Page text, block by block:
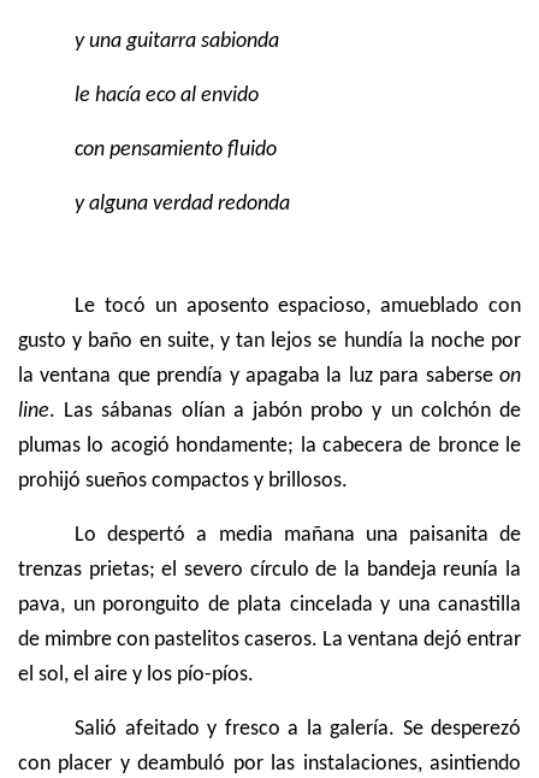
y una guitarra sabionda
le hacía eco al envido
con pensamiento fluido
y alguna verdad redonda
Le tocó un aposento espacioso, amueblado con
gusto y baño en suite, y tan lejos se hundía la noche por
la ventana que prendía y apagaba la luz para saberse on
line. Las sábanas olían a jabón probo y un colchón de
plumas lo acogió hondamente; la cabecera de bronce le
prohijó sueños compactos y brillosos.
Lo despertó a media mañana una paisanita de
trenzas prietas; el severo círculo de la bandeja reunía la
pava, un poronguito de plata cincelada y una canastilla
de mimbre con pastelitos caseros. La ventana dejó entrar
el sol, el aire y los pío-píos.
Salió afeitado y fresco a la galería. Se desperezó
con placer y deambuló por las instalaciones, asintiendo